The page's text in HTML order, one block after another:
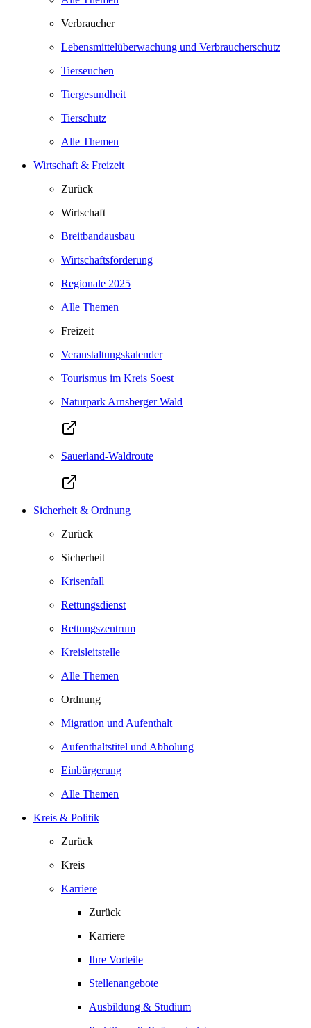
Verbraucher
Lebensmittelüberwachung und Verbraucherschutz
Tierseuchen
Tiergesundheit
Tierschutz
Alle Themen
Wirtschaft & Freizeit
Zurück
Wirtschaft
Breitbandausbau
Wirtschaftsförderung
Regionale 2025
Alle Themen
Freizeit
Veranstaltungskalender
Tourismus im Kreis Soest
Naturpark Arnsberger Wald
Sauerland-Waldroute
Sicherheit & Ordnung
Zurück
Sicherheit
Krisenfall
Rettungsdienst
Rettungszentrum
Kreisleitstelle
Alle Themen
Ordnung
Migration und Aufenthalt
Aufenthaltstitel und Abholung
Einbürgerung
Alle Themen
Kreis & Politik
Zurück
Kreis
Karriere
Zurück
Karriere
Ihre Vorteile
Stellenangebote
Ausbildung & Studium